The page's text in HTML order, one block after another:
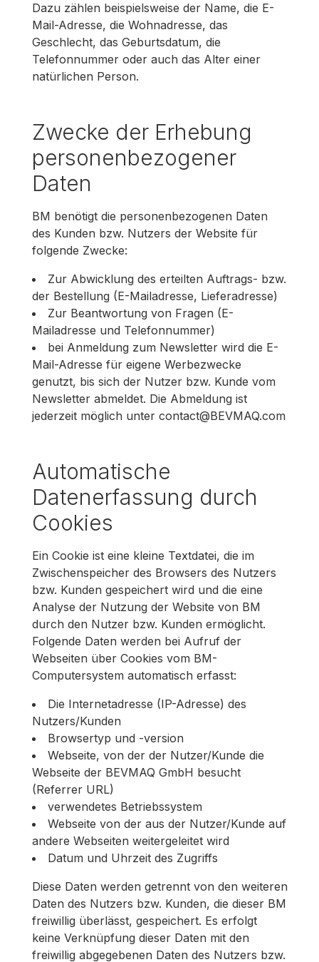
Dazu zählen beispielsweise der Name, die E-
Mail-Adresse, die Wohnadresse, das
Geschlecht, das Geburtsdatum, die
Telefonnummer oder auch das Alter einer
natürlichen Person.
Zwecke der Erhebung
personenbezogener
Daten
BM benötigt die personenbezogenen Daten
des Kunden bzw. Nutzers der Website für
folgende Zwecke:
Zur Abwicklung des erteilten Auftrags- bzw.
der Bestellung (E-Mailadresse, Lieferadresse)
Zur Beantwortung von Fragen (E-
Mailadresse und Telefonnummer)
bei Anmeldung zum Newsletter wird die E-
Mail-Adresse für eigene Werbezwecke
genutzt, bis sich der Nutzer bzw. Kunde vom
Newsletter abmeldet. Die Abmeldung ist
jederzeit möglich unter contact@BEVMAQ.com
Automatische
Datenerfassung durch
Cookies
Ein Cookie ist eine kleine Textdatei, die im
Zwischenspeicher des Browsers des Nutzers
bzw. Kunden gespeichert wird und die eine
Analyse der Nutzung der Website von BM
durch den Nutzer bzw. Kunden ermöglicht.
Folgende Daten werden bei Aufruf der
Webseiten über Cookies vom BM-
Computersystem automatisch erfasst:
Die Internetadresse (IP-Adresse) des
Nutzers/Kunden
Browsertyp und -version
Webseite, von der der Nutzer/Kunde die
Webseite der BEVMAQ GmbH besucht
(Referrer URL)
verwendetes Betriebssystem
Webseite von der aus der Nutzer/Kunde auf
andere Webseiten weitergeleitet wird
Datum und Uhrzeit des Zugriffs
Diese Daten werden getrennt von den weiteren
Daten des Nutzers bzw. Kunden, die dieser BM
freiwillig überlässt, gespeichert. Es erfolgt
keine Verknüpfung dieser Daten mit den
freiwillig abgegebenen Daten des Nutzers bzw.